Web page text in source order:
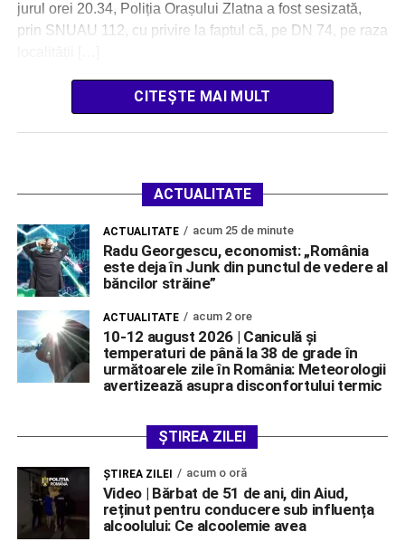
jurul orei 20.34, Poliția Orașului Zlatna a fost sesizată,
prin SNUAU 112, cu privire la faptul că, pe DN 74, pe raza
CITEȘTE MAI MULT
ACTUALITATE
ACTUALITATE acum 25 de minute
Radu Georgescu, economist: „România
este deja în Junk din punctul de vedere al
băncilor străine”
ACTUALITATE acum 2 ore
10-12 august 2026 | Caniculă și
temperaturi de până la 38 de grade în
următoarele zile în România: Meteorologii
avertizează asupra disconfortului termic
ȘTIREA ZILEI
ŞTIREA ZILEI acum o oră
Video | Bărbat de 51 de ani, din Aiud,
reținut pentru conducere sub influența
alcoolului: Ce alcoolemie avea